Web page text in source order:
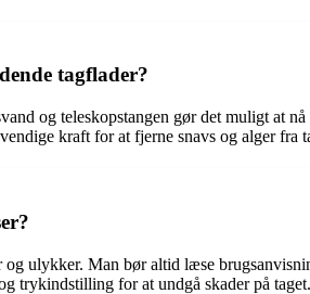
tagflader?
og teleskopstangen gør det muligt at
kraft for at fjerne snavs og alger fra
og ulykker. Man bør altid læse
trykindstilling for at undgå skader på taget.